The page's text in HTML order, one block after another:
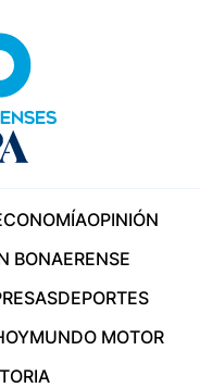
OPINIÓN
BONAERENSE
DEPORTES
MUNDO MOTOR